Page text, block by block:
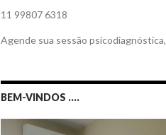
11 99807 6318
Agende sua sessão psicodiagnóstica,
BEM-VINDOS ….